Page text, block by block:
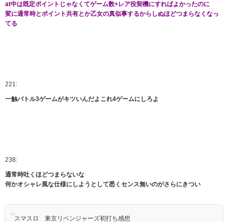
at中は既定ポイントじゃなくてゲーム数+レア役契機にすればよかったのに
変に通常時とポイント共有とか乙女の真似事するからしぬほどつまらなくなっ
てる
221:
一触バトル3ゲームがキツいんだよこれ4ゲームにしろよ
238:
通常時吐くほどつまらないな
何かオシャレ風な仕様にしようとして悉くセンス無いのがさらにきつい
スマスロ 東京リベンジャーズ初打ち感想